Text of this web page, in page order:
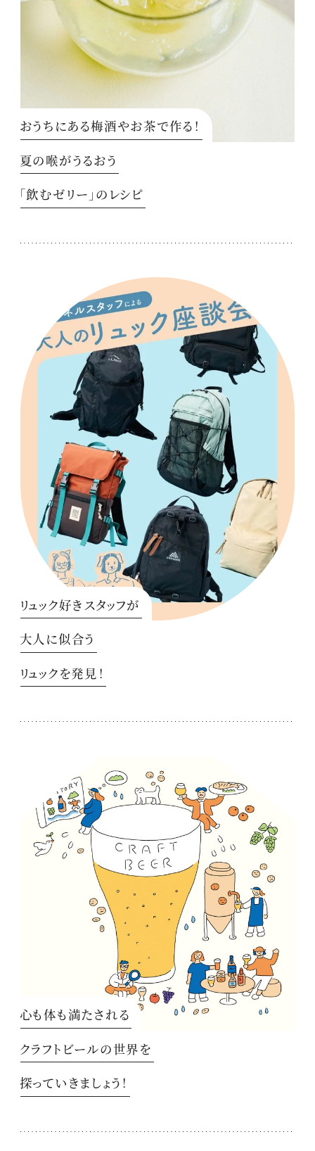
おうちにある梅酒やお茶で作る！
夏の喉がうるおう
「飲むゼリー」のレシピ
リュック好きスタッフが
大人に似合う
リュックを発見！
心も体も満たされる
クラフトビールの世界を
探っていきましょう！